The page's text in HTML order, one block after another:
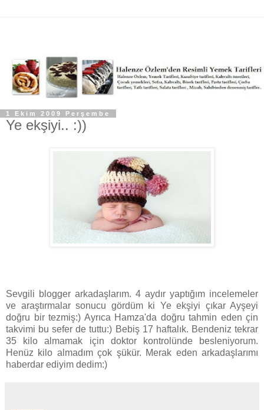
1 Ekim 2009 Perşembe
Ye ekşiyi.. :))
Sevgili blogger arkadaşlarım. 4 aydır yaptığım incelemeler
ve araştırmalar sonucu gördüm ki Ye ekşiyi çıkar Ayşeyi
doğru bir tezmiş:) Ayrıca Hamza'da doğru tahmin eden çin
takvimi bu sefer de tuttu:) Bebiş 17 haftalık. Bendeniz tekrar
35 kilo almamak için doktor kontrolünde besleniyorum.
Henüz kilo almadım çok şükür. Merak eden arkadaşlarımı
haberdar ediyim dedim:)